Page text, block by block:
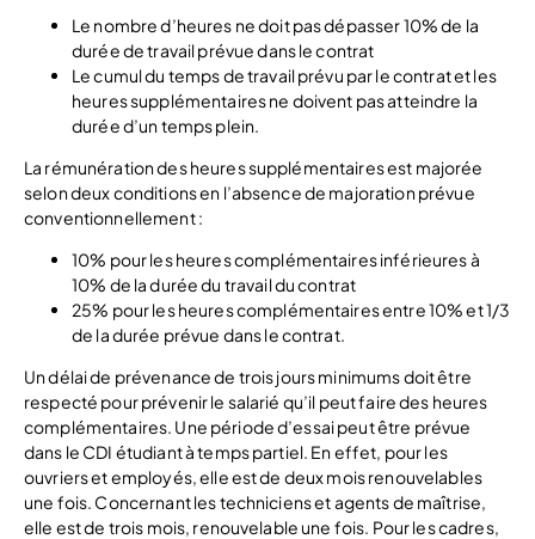
Le nombre d’heures ne doit pas dépasser 10% de la
durée de travail prévue dans le contrat
Le cumul du temps de travail prévu par le contrat et les
heures supplémentaires ne doivent pas atteindre la
durée d’un temps plein.
La rémunération des heures supplémentaires est majorée
selon deux conditions en l’absence de majoration prévue
conventionnellement :
10% pour les heures complémentaires inférieures à
10% de la durée du travail du contrat
25% pour les heures complémentaires entre 10% et 1/3
de la durée prévue dans le contrat.
Un délai de prévenance de trois jours minimums doit être
respecté pour prévenir le salarié qu’il peut faire des heures
complémentaires. Une période d’essai peut être prévue
dans le CDI étudiant à temps partiel. En effet, pour les
ouvriers et employés, elle est de deux mois renouvelables
une fois. Concernant les techniciens et agents de maîtrise,
elle est de trois mois, renouvelable une fois. Pour les cadres,